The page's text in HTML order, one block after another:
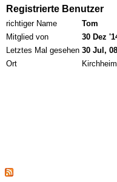
Registrierte Benutzer
richtiger Name
Tom
Mitglied von
30 Dez
Letztes Mal gesehen 30 Jul,
Ort